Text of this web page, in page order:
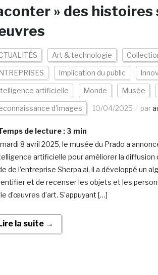
» des histoires
Art & technologie
Implication du public
artificielle Monde Musée
d'images 10/04/2025 par
de lecture : 3 min
8 avril 2025, le musée du Prado a
artificielle pour améliorer la diffusion
de l’entreprise Sherpa.ai, il a développé un
et de recenser les objets et les
d’œuvres d’art. S’appuyant […]
la suite →